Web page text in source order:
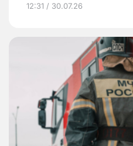
12:31 / 30.07.26